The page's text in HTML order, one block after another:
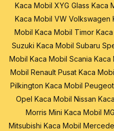
Kaca Mobil XYG Glass Kaca
Kaca Mobil VW Volkswagen
Mobil Kaca Mobil Timor
Suzuki Kaca Mobil Subaru
Mobil Kaca Mobil Scania Kaca
Mobil Renault Pusat Kaca
Pilkington Kaca Mobil Peugeot
Opel Kaca Mobil Nissan
Morris Mini Kaca Mobil
Mitsubishi Kaca Mobil